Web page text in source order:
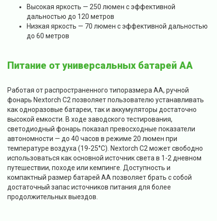
Высокая яркость — 250 люмен с эффективной
дальностью до 120 метров
Низкая яркость — 70 люмен с эффективной дальностью
до 60 метров
Питание от универсальных батарей АА
Работая от распространенного типоразмера АА, ручной
фонарь Nextorch C2 позволяет пользователю устанавливать
как одноразовые батареи, так и аккумуляторы достаточно
высокой емкости. В ходе заводского тестирования,
светодиодный фонарь показал превосходные показатели
автономности — до 40 часов в режиме 20 люмен при
температуре воздуха (19-25°С). Nextorch C2 может свободно
использоваться как основной источник света в 1-2 дневном
путешествии, походе или кемпинге. Доступность и
компактный размер батарей АА позволяет брать с собой
достаточный запас источников питания для более
продолжительных выездов.